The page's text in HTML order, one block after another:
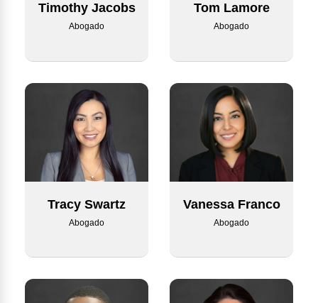
Timothy Jacobs
Abogado
Tom Lamore
Abogado
Tracy Swartz
Abogado
Vanessa Franco
Abogado